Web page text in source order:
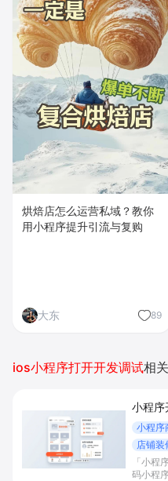
烘焙店怎么运营私域？教你
用小程序提升引流与复购
大东 89
ios小程序打开开发调试相
小程序
小程序
店铺装
「小程
码小程